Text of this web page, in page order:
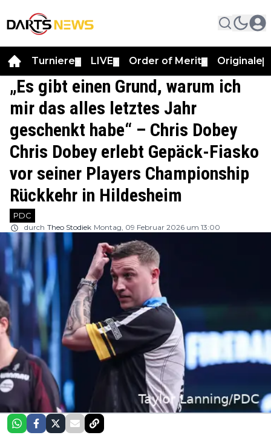
Turniere LIVE Order of Merit Originale
„Es gibt einen Grund, warum ich
mir das alles letztes Jahr
geschenkt habe“ – Chris Dobey
Chris Dobey erlebt Gepäck-Fiasko
vor seiner Players Championship
Rückkehr in Hildesheim
PDC
durch Theo Stodiek Montag, 09 Februar 2026 um 13:00